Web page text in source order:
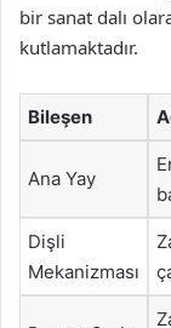
bir sanat dalı
kutlamaktadır.
Bileşen
Ana Yay
Dişli
Mekanizması